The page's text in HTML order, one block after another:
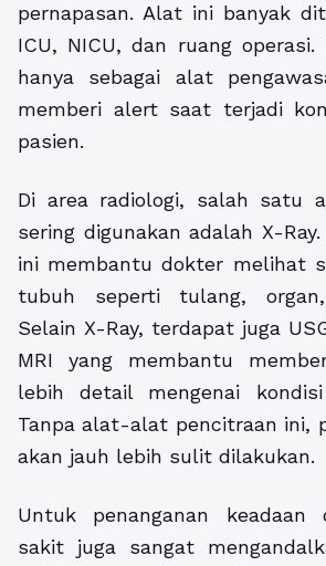
pernapasan. Alat ini banyak
ICU, NICU, dan ruang operasi.
hanya sebagai alat
memberi alert saat terjadi
pasien.
Di area radiologi, salah satu
sering digunakan adalah X-
ini membantu dokter melihat
tubuh seperti tulang,
Selain X-Ray, terdapat juga
MRI yang membantu
lebih detail mengenai
Tanpa alat-alat pencitraan ini,
akan jauh lebih sulit dilakukan.
Untuk penanganan keadaan
sakit juga sangat